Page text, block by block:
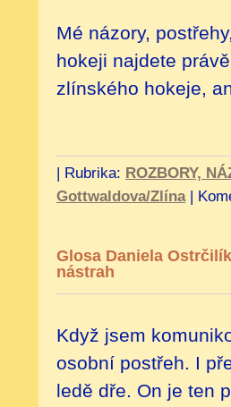
Mé názory,
hokeji najdete
zlínského hokeje,
| Rubrika: ROZBORY,
Gottwaldova/Zlína |
Glosa Daniela
nástrah
Když jsem
osobní postřeh. I
ledě dře. On je ten